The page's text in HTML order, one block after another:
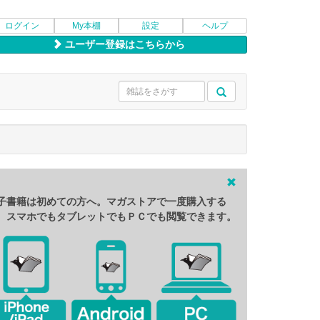
ログイン My本棚 設定 ヘルプ
ユーザー登録はこちらから
書籍は初めての方へ。マガストアで一度購入する
スマホでもタブレットでもＰＣでも閲覧できます。